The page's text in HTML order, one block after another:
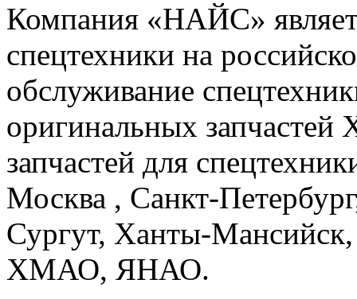
Компания «НАЙС»
спецтехники на
обслуживание
оригинальных
запчастей для
Москва , Санкт-
Сургут, Ханты-
ХМАО, ЯНАО.